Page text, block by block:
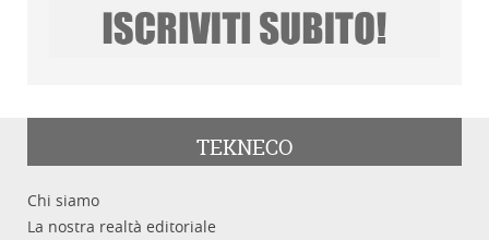
TEKNECO
Chi siamo
La nostra realtà editoriale